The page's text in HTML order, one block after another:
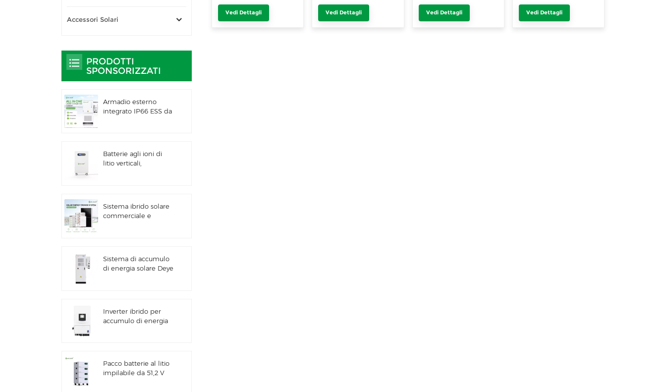
TUV UL
Vedi Dettagli
TUV UL
Vedi Dettagli
TUV UL
Vedi Dettagli
cavo 50mm2 70mm2
95mm2 con TUV UL
Vedi Dettagli
Accessori Solari
PRODOTTI
SPONSORIZZATI
Armadio esterno
integrato IP66 ESS da
Batterie agli ioni di
litio verticali,
Sistema ibrido solare
commerciale e
Sistema di accumulo
di energia solare Deye
kWh, armadio per
batterie,
Inverter ibrido per
accumulo di energia
Pacco batterie al litio
impilabile da 51,2 V